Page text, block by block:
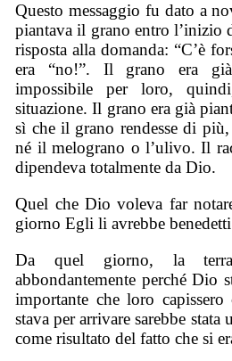
Questo messaggio fu dato a
piantava il grano entro l’inizio
risposta alla domanda: “C’è
era “no!”. Il grano era
impossibile per loro,
situazione. Il grano era già
sì che il grano rendesse di
né il melograno o l’ulivo. Il
dipendeva totalmente da Dio.
Quel che Dio voleva far
giorno Egli li avrebbe
Da quel giorno, la terra
abbondantemente perché Dio
importante che loro capissero
stava per arrivare sarebbe stata
come risultato del fatto che si